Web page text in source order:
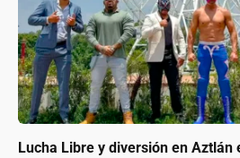
Lucha Libre y diversión en Aztlán